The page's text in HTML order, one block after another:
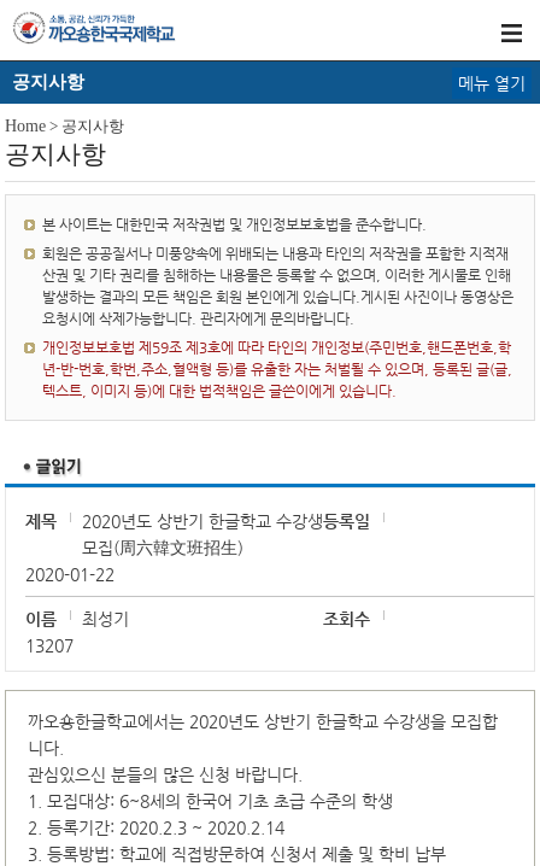
공지사항 메뉴 열기
Home > 공지사항
공지사항
본 사이트는 대한민국 저작권법 및 개인정보보호법을 준수합니다.
회원은 공공질서나 미풍양속에 위배되는 내용과 타인의 저작권을 포함한 지적재
산권 및 기타 권리를 침해하는 내용물은 등록할 수 없으며, 이러한 게시물로 인해
발생하는 결과의 모든 책임은 회원 본인에게 있습니다.게시된 사진이나 동영상은
요청시에 삭제가능합니다. 관리자에게 문의바랍니다.
개인정보보호법 제59조 제3호에 따라 타인의 개인정보(주민번호,핸드폰번호,학
년-반-번호,학번,주소,혈액형 등)를 유출한 자는 처벌될 수 있으며, 등록된 글(글,
텍스트, 이미지 등)에 대한 법적책임은 글쓴이에게 있습니다.
제목
2020년도 상반기 한글학교 수강생
모집(周六韓文班招生)
등록일
2020-01-22
이름 최성기
조회수
13207
까오숑한글학교에서는 2020년도 상반기 한글학교 수강생을 모집합
니다.
관심있으신 분들의 많은 신청 바랍니다.
1. 모집대상: 6~8세의 한국어 기초 초급 수준의 학생
2. 등록기간: 2020.2.3 ~ 2020.2.14
3. 등록방법: 학교에 직접방문하여 신청서 제출 및 학비 납부